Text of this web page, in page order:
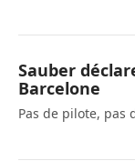
Sauber
Barcelone
Pas de pilote, pas